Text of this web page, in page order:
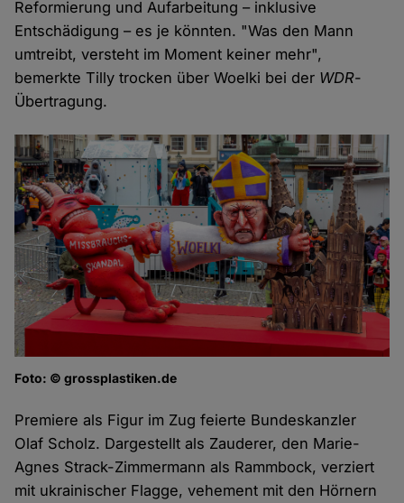
Reformierung und Aufarbeitung – inklusive
Entschädigung – es je könnten. "Was den Mann
umtreibt, versteht im Moment keiner mehr",
bemerkte Tilly trocken über Woelki bei der WDR-
Übertragung.
Foto: © grossplastiken.de
Premiere als Figur im Zug feierte Bundeskanzler
Olaf Scholz. Dargestellt als Zauderer, den Marie-
Agnes Strack-Zimmermann als Rammbock, verziert
mit ukrainischer Flagge, vehement mit den Hörnern